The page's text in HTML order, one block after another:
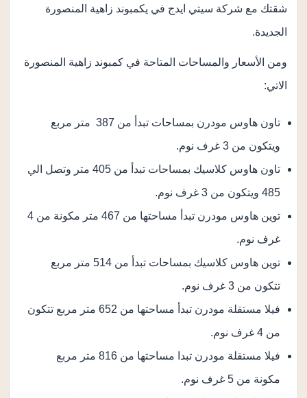
شقتك مع شركة سيتي ايدج في يكمبوند زاهية المنصورة
الجديدة.
ومن الأسعار والمساحات المتاحة في كمبوند زاهية المنصورة
الاتي:
تاون هاوس مودرن بمساحات تبدأ من 387 متر مربع
ويتكون من 3 غرف نوم.
تاون هاوس كلاسيك بمساحات تبدأ من 405 متر وتصل الي
485 ويتكون من 3 غرف نوم.
توين هاوس مودرن تبدأ مساحتها من 467 متر مكونة من 4
غرف نوم.
توين هاوس كلاسيك بمساحات تبدأ من 514 متر مربع
تتكون من 3 غرف نوم.
فيلا مستقلة مودرن تبدأ مساحتها من 652 متر مربع تتكون
من 4 غرف نوم.
فيلا مستقلة مودرن تبدا مساحتها من 816 متر مربع
مكونة من 5 غرف نوم.